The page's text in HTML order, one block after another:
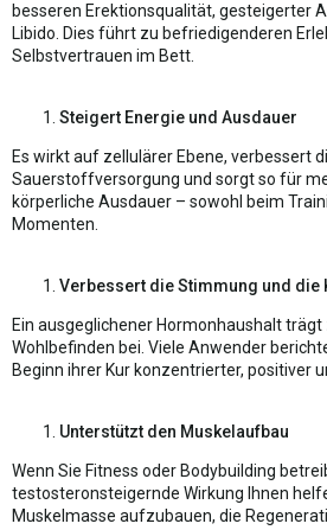
besseren Erektionsqualität, gesteigerter
Libido. Dies führt zu befriedigenderen
Selbstvertrauen im Bett.
Steigert Energie und Ausdauer
Es wirkt auf zellulärer Ebene, verbessert
Sauerstoffversorgung und sorgt so für
körperliche Ausdauer – sowohl beim
Momenten.
Verbessert die Stimmung und die
Ein ausgeglichener Hormonhaushalt
Wohlbefinden bei. Viele Anwender
Beginn ihrer Kur konzentrierter, positiver
Unterstützt den Muskelaufbau
Wenn Sie Fitness oder Bodybuilding
testosteronsteigernde Wirkung Ihnen
Muskelmasse aufzubauen, die